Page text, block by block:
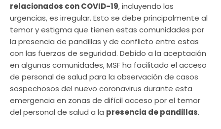
relacionados con COVID-19, incluyendo las
urgencias, es irregular. Esto se debe principalmente al
temor y estigma que tienen estas comunidades por
la presencia de pandillas y de conflicto entre estas
con las fuerzas de seguridad. Debido a la aceptación
en algunas comunidades, MSF ha facilitado el acceso
de personal de salud para la observación de casos
sospechosos del nuevo coronavirus durante esta
emergencia en zonas de difícil acceso por el temor
del personal de salud a la presencia de pandillas.